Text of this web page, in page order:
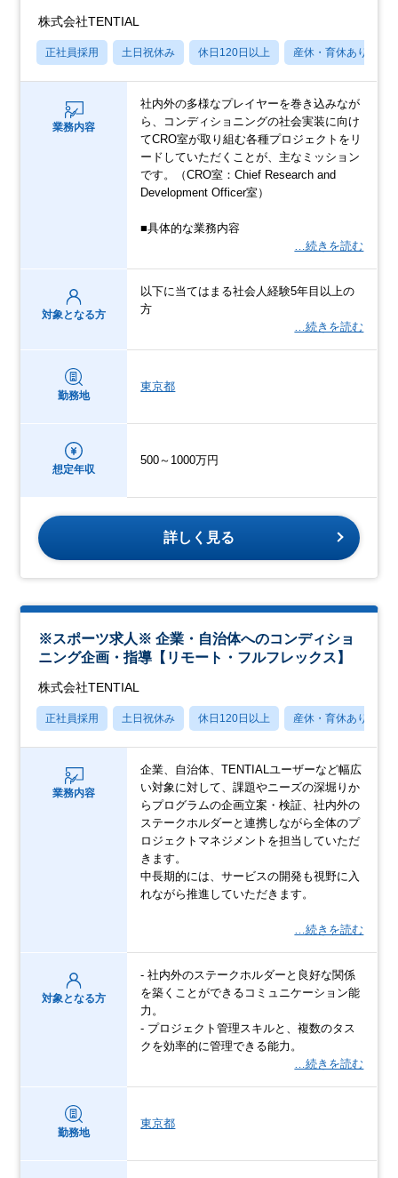
株式会社TENTIAL
正社員採用 土日祝休み 休日120日以上 産休・育休あり
業務内容
社内外の多様なプレイヤーを巻き込みなが
ら、コンディショニングの社会実装に向け
てCRO室が取り組む各種プロジェクトをリ
ードしていただくことが、主なミッション
です。（CRO室：Chief Research and
Development Officer室）
■具体的な業務内容
…続きを読む
対象となる方
以下に当てはまる社会人経験5年目以上の
方
…続きを読む
勤務地
東京都
想定年収
500～1000万円
詳しく見る
※スポーツ求人※ 企業・自治体へのコンディショ
ニング企画・指導【リモート・フルフレックス】
株式会社TENTIAL
正社員採用 土日祝休み 休日120日以上 産休・育休あり
業務内容
企業、自治体、TENTIALユーザーなど幅広
い対象に対して、課題やニーズの深堀りか
らプログラムの企画立案・検証、社内外の
ステークホルダーと連携しながら全体のプ
ロジェクトマネジメントを担当していただ
きます。
中長期的には、サービスの開発も視野に入
れながら推進していただきます。
…続きを読む
対象となる方
- 社内外のステークホルダーと良好な関係
を築くことができるコミュニケーション能
力。
- プロジェクト管理スキルと、複数のタス
クを効率的に管理できる能力。
…続きを読む
勤務地
東京都